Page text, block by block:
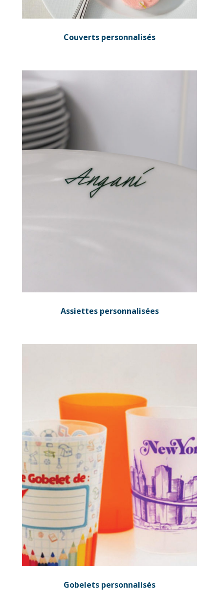
Couverts personnalisés
Assiettes personnalisées
Gobelets personnalisés